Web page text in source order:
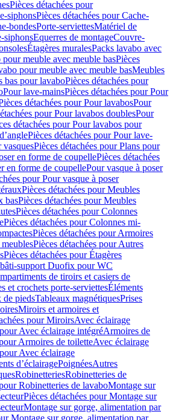
Pièces détachées pour
siphonsPièces détachées pour Cache-
bondesPorte-serviettesMatériel de
siphonsEquerres de montageCouvre-
Étagères muralesPacks lavabo avec
pour meuble avec meuble basPièces
pour meuble avec meuble basMeubles
bas pour lavaboPièces détachées pour
Pour lave-mainsPièces détachées pour Pour
détachées pour Pour lavabosPour
pour Pour lavabos doublesPour
détachées pour Pour lavabos pour
Pièces détachées pour Pour lave-
vasquesPièces détachées pour Plans pour
en forme de coupellePièces détachées
en forme de coupellePour vasque à poser
pour Pour vasque à poser
Pièces détachées pour Meubles
basPièces détachées pour Meubles
Pièces détachées pour Colonnes
Pièces détachées pour Colonnes mi-
Pièces détachées pour Armoires
Pièces détachées pour Autres
Pièces détachées pour Étagères
support Duofix pour WC
de tiroirs et casiers de
et crochets porte-serviettesÉléments
de piedsTableaux magnétiquesPrises
Miroirs et armoires et
pour MiroirsAvec éclairage
Avec éclairage intégréArmoires de
Armoires de toiletteAvec éclairage
Avec éclairage
d’éclairagePoignéesAutres
RobinetteriesRobinetteries de
Robinetteries de lavaboMontage sur
Pièces détachées pour Montage sur
Montage sur gorge, alimentation par
Montage sur gorge, alimentation par